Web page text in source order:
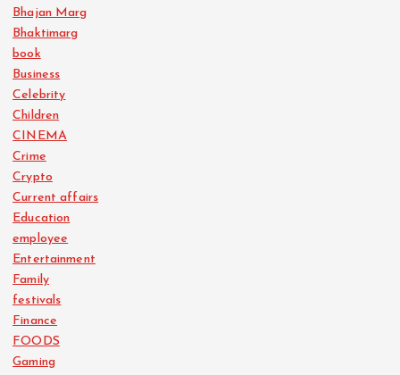
Bhajan Marg
Bhaktimarg
book
Business
Celebrity
Children
CINEMA
Crime
Crypto
Current affairs
Education
employee
Entertainment
Family
festivals
Finance
FOODS
Gaming